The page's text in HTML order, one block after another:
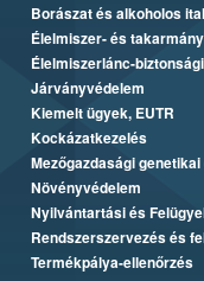
Borászat és alkoholos
Élelmiszer- és
Élelmiszerlánc-
Járványvédelem
Kiemelt ügyek, EUTR
Kockázatkezelés
Mezőgazdasági
Növényvédelem
Nyilvántartási és
Rendszerszervezés és
Termékpálya-ellenőrzés